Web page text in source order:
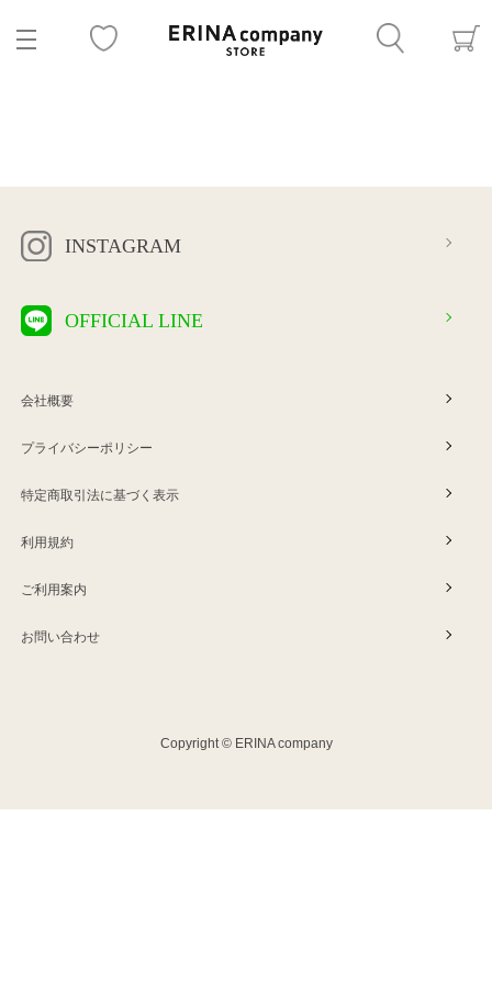
INSTAGRAM
OFFICIAL LINE
会社概要
プライバシーポリシー
特定商取引法に基づく表示
利用規約
ご利用案内
お問い合わせ
Copyright © ERINA company